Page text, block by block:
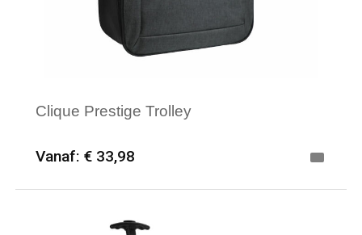
Clique Prestige Trolley
Vanaf: € 33,98
Minimale afname: 6